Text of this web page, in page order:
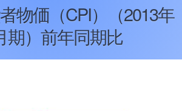
物価（CPI）（2013年
期）前年同期比